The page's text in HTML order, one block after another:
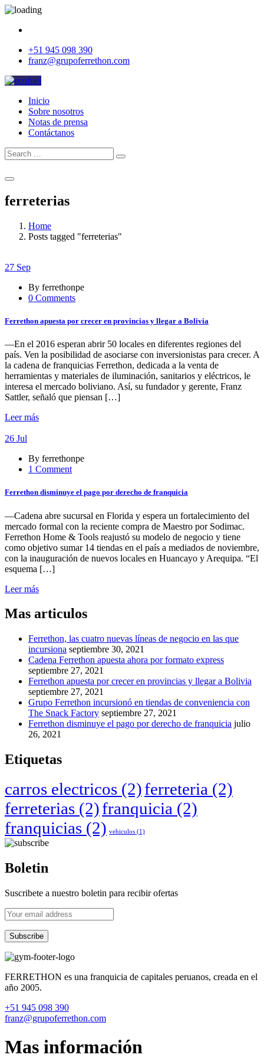
+51 945 098 390
franz@grupoferrethon.com
Inicio
Sobre nosotros
Notas de prensa
Contáctanos
Search
for:
Search
ferreterias
Home
Posts tagged "ferreterias"
27 Sep
By ferrethonpe
0 Comments
Ferrethon apuesta por crecer en provincias y llegar a Bolivia
—En el 2016 esperan abrir 50 locales en diferentes regiones del
país. Ven la posibilidad de asociarse con inversionistas para crecer. A
la cadena de franquicias Ferrethon, dedicada a la venta de
herramientas y materiales de iluminación, sanitarios y eléctricos, le
interesa el mercado boliviano. Así, su fundador y gerente, Franz
Sattler, señaló que piensan […]
Leer más
26 Jul
By ferrethonpe
1 Comment
Ferrethon disminuye el pago por derecho de franquicia
—Cadena abre sucursal en Florida y espera un fortalecimiento del
mercado formal con la reciente compra de Maestro por Sodimac.
Ferrethon Home & Tools reajustó su modelo de negocio y tiene
como objetivo sumar 14 tiendas en el país a mediados de noviembre,
con la inauguración de nuevos locales en Huancayo y Arequipa. “El
esquema […]
Leer más
Mas articulos
Ferrethon, las cuatro nuevas líneas de negocio en las que
incursiona septiembre 30, 2021
Cadena Ferrethon apuesta ahora por formato express
septiembre 27, 2021
Ferrethon apuesta por crecer en provincias y llegar a Bolivia
septiembre 27, 2021
Grupo Ferrethon incursionó en tiendas de conveniencia con
The Snack Factory septiembre 27, 2021
Ferrethon disminuye el pago por derecho de franquicia julio
26, 2021
Etiquetas
carros electricos (2)ferreteria (2)
ferreterias (2)franquicia (2)
franquicias (2) vehiculos (1)
Boletin
Suscribete a nuestro boletin para recibir ofertas
FERRETHON es una franquicia de capitales peruanos, creada en el
año 2005.
+51 945 098 390
franz@grupoferrethon.com
Mas información